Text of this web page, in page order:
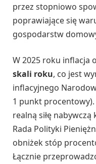
przez stopniowo
poprawiające się
gospodarstw
W 2025 roku inflacja
skali roku, co jest
inflacyjnego
1 punkt procentowy).
realną siłę
Rada Polityki
obniżek stóp
Łącznie